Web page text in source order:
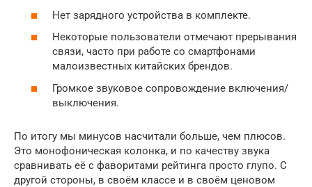
Нет зарядного устройства в комплекте.
Некоторые пользователи отмечают прерывания
связи, часто при работе со смартфонами
малоизвестных китайских брендов.
Громкое звуковое сопровождение включения/
выключения.
По итогу мы минусов насчитали больше, чем плюсов.
Это монофоническая колонка, и по качеству звука
сравнивать её с фаворитами рейтинга просто глупо. С
другой стороны, в своём классе и в своём ценовом